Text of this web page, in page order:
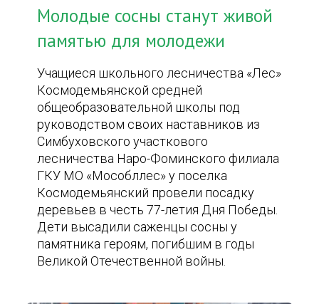
Молодые сосны станут живой
памятью для молодежи
Учащиеся школьного лесничества «Лес»
Космодемьянской средней
общеобразовательной школы под
руководством своих наставников из
Симбуховского участкового
лесничества Наро-Фоминского филиала
ГКУ МО «Мособллес» у поселка
Космодемьянский провели посадку
деревьев в честь 77-летия Дня Победы.
Дети высадили саженцы сосны у
памятника героям, погибшим в годы
Великой Отечественной войны.